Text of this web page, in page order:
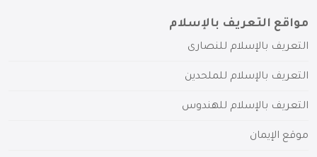
مواقع التعريف بالإسلام
التعريف بالإسلام للنصارى
التعريف بالإسلام للملحدين
التعريف بالإسلام للهندوس
موقع الإيمان